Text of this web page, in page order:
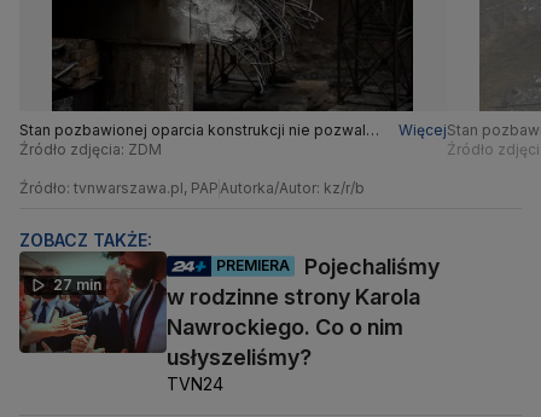
Stan pozbawionej oparcia konstrukcji nie pozwala
na bezpieczne użytkowanie
Więcej
Źródło zdjęcia: ZDM
Stan
na
Źródło
Źródło: tvnwarszawa.pl, PAP Autorka/Autor: kz/r/b
ZOBACZ TAKŻE:
27 min
PREMIERA
Pojechaliśmy
w rodzinne strony Karola
Nawrockiego. Co o nim
usłyszeliśmy?
TVN24